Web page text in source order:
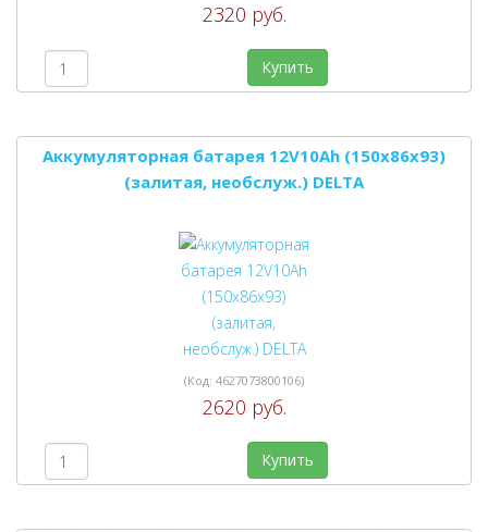
2320 руб.
Купить
Аккумуляторная батарея 12V10Ah (150x86x93)
(залитая, необслуж.) DELTA
(Код: 4627073800106)
2620 руб.
Купить